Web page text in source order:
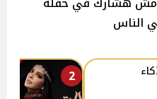
الناس
2